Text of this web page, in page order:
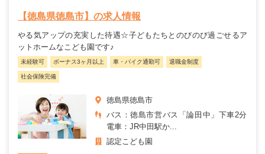
【徳島県徳島市】の求人情報
やる気アップの充実した待遇☆子どもたちとのびのび過ごせるア
ットホームなこども園です♪
未経験可 ボーナス3ヶ月以上 車・バイク通勤可 退職金制度
社会保険完備
徳島県徳島市
バス：徳島市営バス「論田中」下車2分
電車：JR中田駅か...
認定こども園